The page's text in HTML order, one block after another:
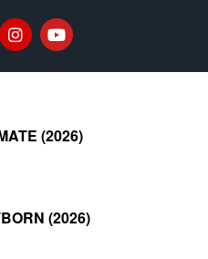
(2026)
(2026)